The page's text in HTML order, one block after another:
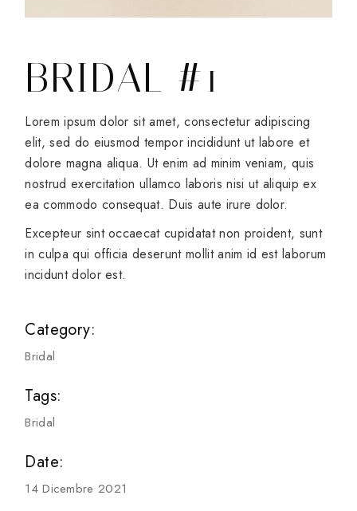
BRIDAL #1
Lorem ipsum dolor sit amet, consectetur adipiscing
elit, sed do eiusmod tempor incididunt ut labore et
dolore magna aliqua. Ut enim ad minim veniam, quis
nostrud exercitation ullamco laboris nisi ut aliquip ex
ea commodo consequat. Duis aute irure dolor.
Excepteur sint occaecat cupidatat non proident, sunt
in culpa qui officia deserunt mollit anim id est laborum
incidunt dolor est.
Category:
Bridal
Tags:
Bridal
Date:
14 Dicembre 2021